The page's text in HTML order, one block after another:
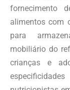
fornecimento
alimentos com
para
mobiliário do
crianças e